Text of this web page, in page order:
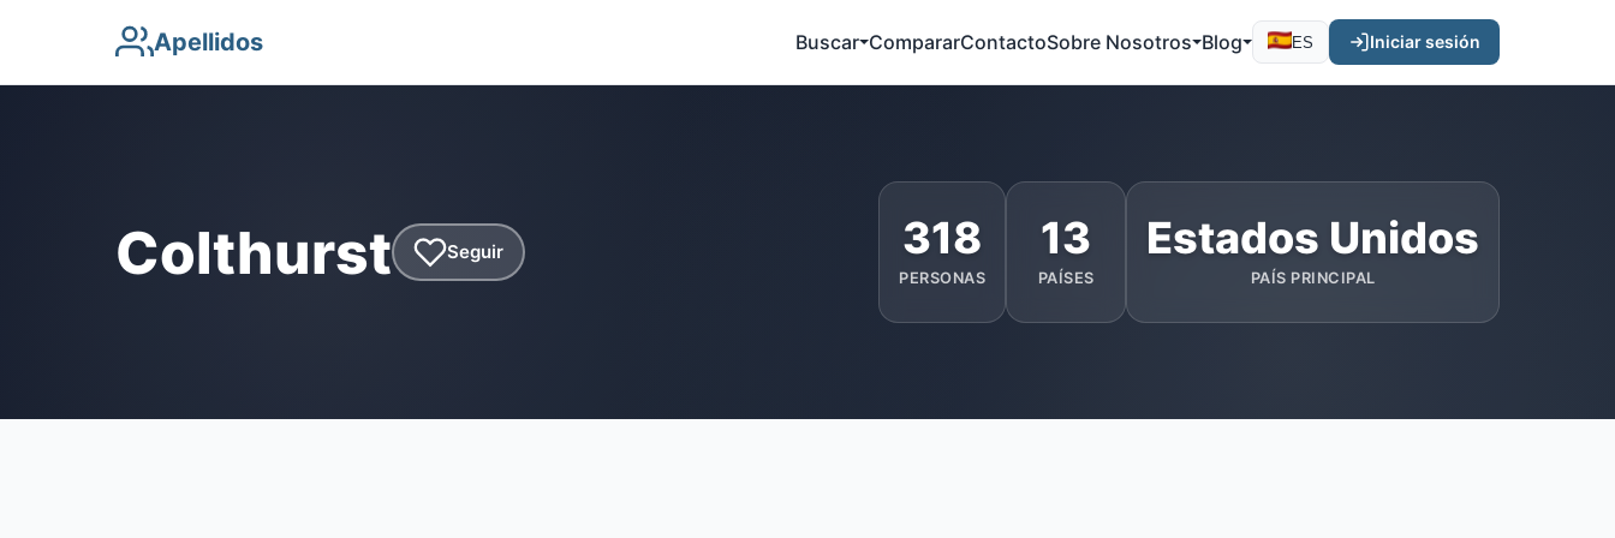
Apellidos Buscar CompararContactoSobre Nosotros Blog ES Iniciar sesión
Colthurst Seguir 318
PERSONAS
13
PAÍSES
Estados Unidos
PAÍS PRINCIPAL